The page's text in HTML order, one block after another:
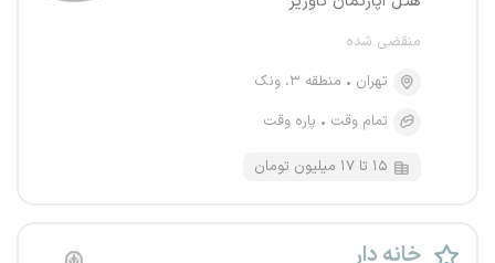
منقضی شده
تهران
منطقه ۳، ونک
تمام وقت
پاره وقت
۱۵ تا ۱۷ میلیون تومان
خانه دار